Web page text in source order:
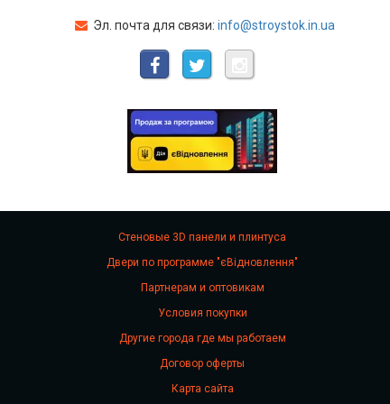
Эл. почта для связи: info@stroystok.in.ua
Стеновые 3D панели и плинтуса
Двери по программе "єВідновлення"
Партнерам и оптовикам
Условия покупки
Другие города где мы работаем
Договор оферты
Карта сайта